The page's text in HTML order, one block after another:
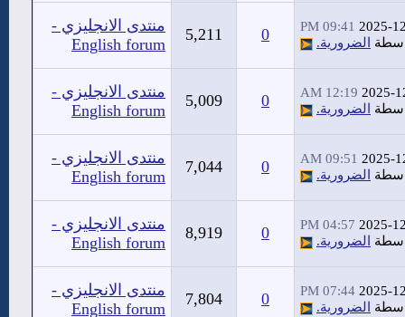
2025-
09:41 PM
الضرورية. 0
5,211
منتدى الانجليزي -
English forum
2025-
12:19 AM
الضرورية. 0
5,009
منتدى الانجليزي -
English forum
2025-
09:51 AM
الضرورية. 0
7,044
منتدى الانجليزي -
English forum
2025-
04:57 PM
الضرورية. 0
8,919
منتدى الانجليزي -
English forum
2025-
07:44 PM
الضرورية. 0
7,804
منتدى الانجليزي -
English forum